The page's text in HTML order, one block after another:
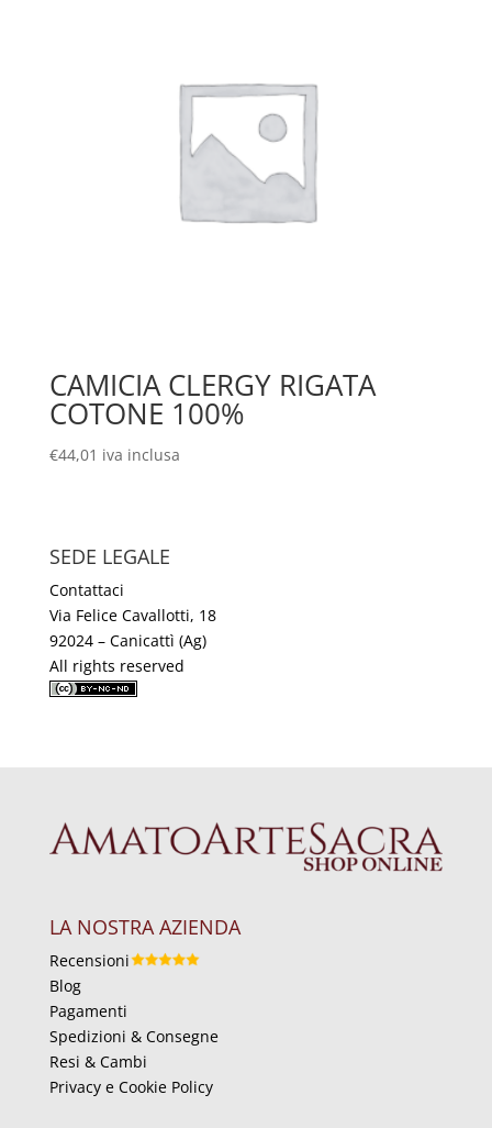
CAMICIA CLERGY RIGATA
COTONE 100%
€44,01 iva inclusa
SEDE LEGALE
Contattaci
Via Felice Cavallotti, 18
92024 – Canicattì (Ag)
All rights reserved
LA NOSTRA AZIENDA
Recensioni
Blog
Pagamenti
Spedizioni & Consegne
Resi & Cambi
Privacy e Cookie Policy